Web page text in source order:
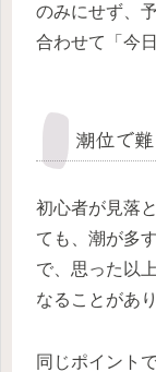
のみにせず、
合わせて「今
潮位で
初心者が見落
ても、潮が多
で、思った以
なることがあり
同じポイント